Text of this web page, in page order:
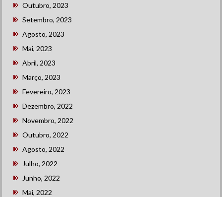
Outubro, 2023
Setembro, 2023
Agosto, 2023
Mai, 2023
Abril, 2023
Março, 2023
Fevereiro, 2023
Dezembro, 2022
Novembro, 2022
Outubro, 2022
Agosto, 2022
Julho, 2022
Junho, 2022
Mai, 2022